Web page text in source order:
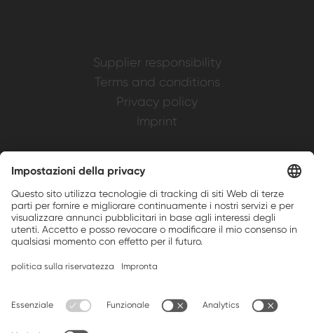
Supplier responsibility
Terms and conditions
Privacy policy
Imprint
Brands, Inc.
Companion brands: